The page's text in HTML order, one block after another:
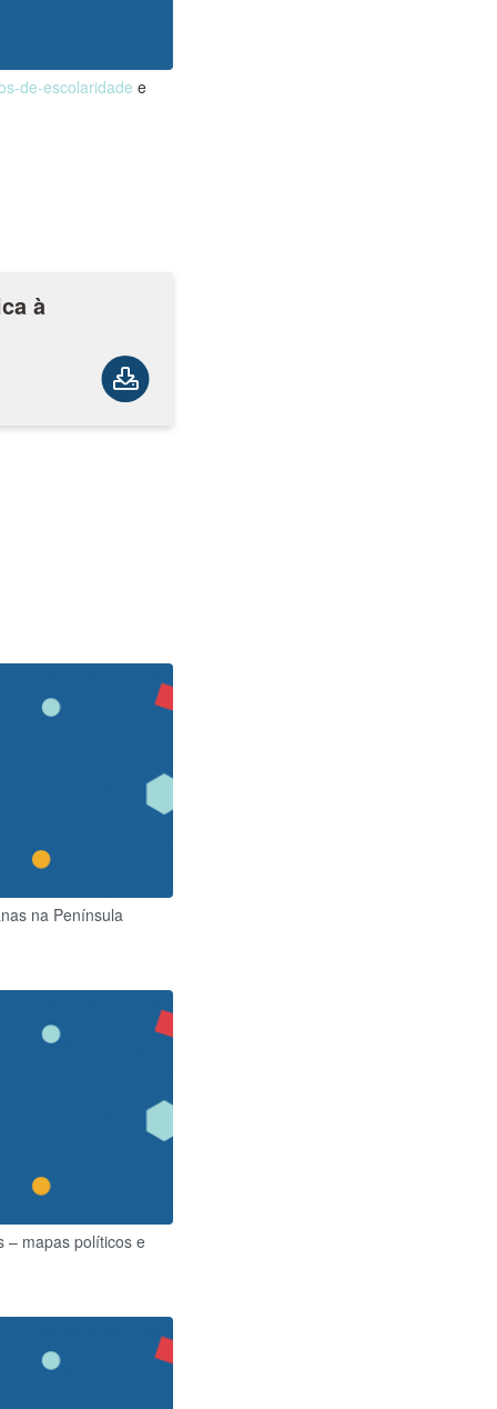
de-escolaridade e
à
na Península
– mapas políticos e